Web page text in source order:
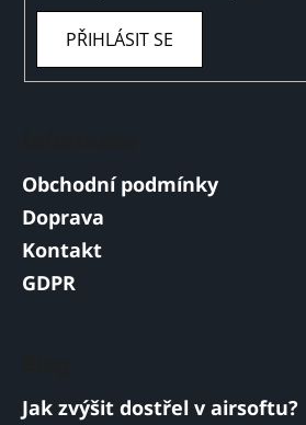
PŘIHLÁSIT SE
Obchodní podmínky
Doprava
Kontakt
GDPR
Jak zvýšit dostřel v airsoftu?